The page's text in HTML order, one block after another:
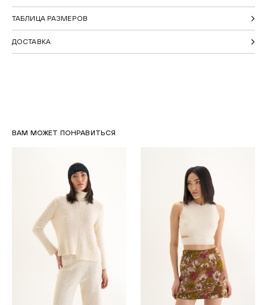
ТАБЛИЦА РАЗМЕРОВ
ДОСТАВКА
ВАМ МОЖЕТ ПОНРАВИТЬСЯ